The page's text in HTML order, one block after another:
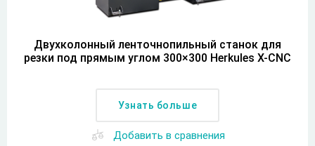
Двухколонный ленточнопильный станок для
резки под прямым углом 300×300 Herkules X-CNC
Узнать больше
Добавить в сравнения